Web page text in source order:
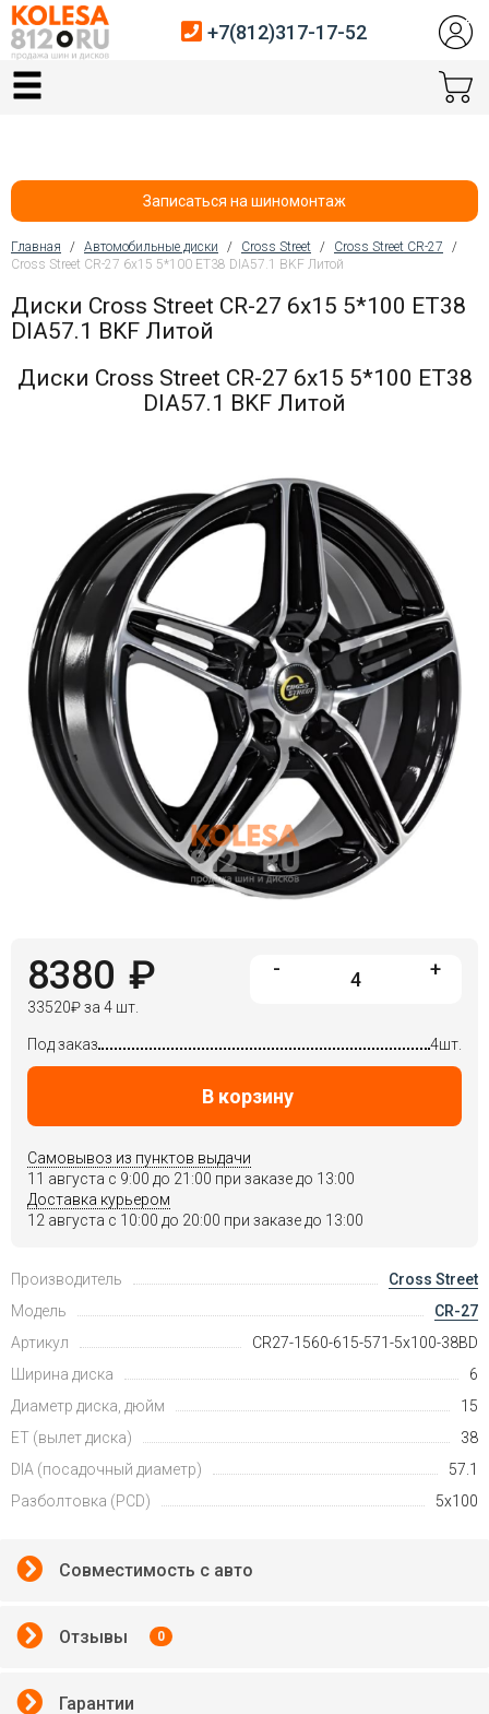
Главная
Автосервис
Услуги шиномонтажа
Хранение шин
Войти на сайт
+7(812)317-
17-
52
Пн-
Пт:
9:00
21:00
+7(812)317-17-52
Записаться на шиномонтаж
Вы здесь
Главная / Автомобильные диски / Cross Street / Cross Street CR-27
/
Cross Street CR-27 6x15 5*100 ET38 DIA57.1 BKF Литой
Диски Cross Street CR-27 6x15 5*100 ET38
DIA57.1 BKF Литой
Диски Cross Street CR-27 6x15 5*100 ET38
DIA57.1 BKF Литой
8380 ₽
33520₽за 4 шт.
- +
Под заказ 4шт.
В корзину
Самовывоз из пунктов выдачи
11 августа c 9:00 до 21:00 при заказе до 13:00
Доставка курьером
12 августа c 10:00 до 20:00 при заказе до 13:00
Производитель
Cross Street
Модель
CR-27
Артикул
CR27-1560-615-571-5x100-38BD
Ширина диска
6
Диаметр диска, дюйм
15
ET (вылет диска)
38
DIA (посадочный диаметр)
57.1
Разболтовка (PCD)
5x100
Совместимость с авто
Отзывы 0
Гарантии